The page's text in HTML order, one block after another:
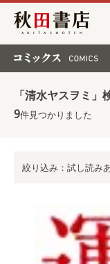
秋田書店
「清水ヤスヲミ」
9件見つかりました
絞り込み：試し読み